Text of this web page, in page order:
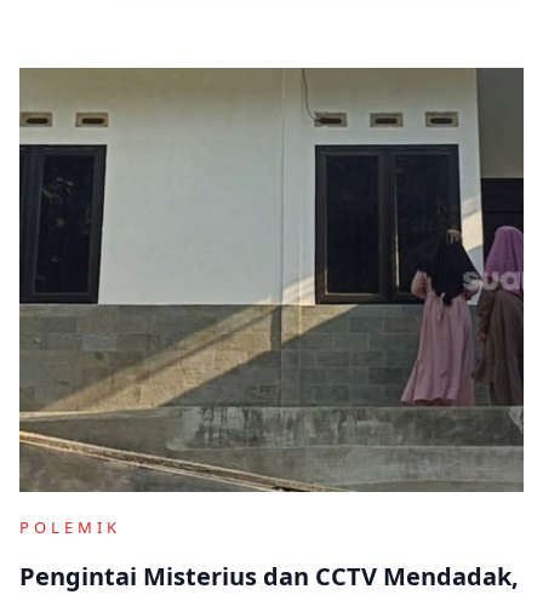
POLEMIK
Pengintai Misterius dan CCTV Mendadak,